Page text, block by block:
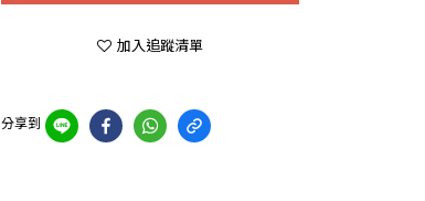
加入追蹤清單
分享到